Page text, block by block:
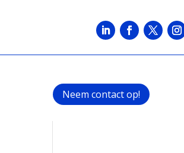
Neem contact op!